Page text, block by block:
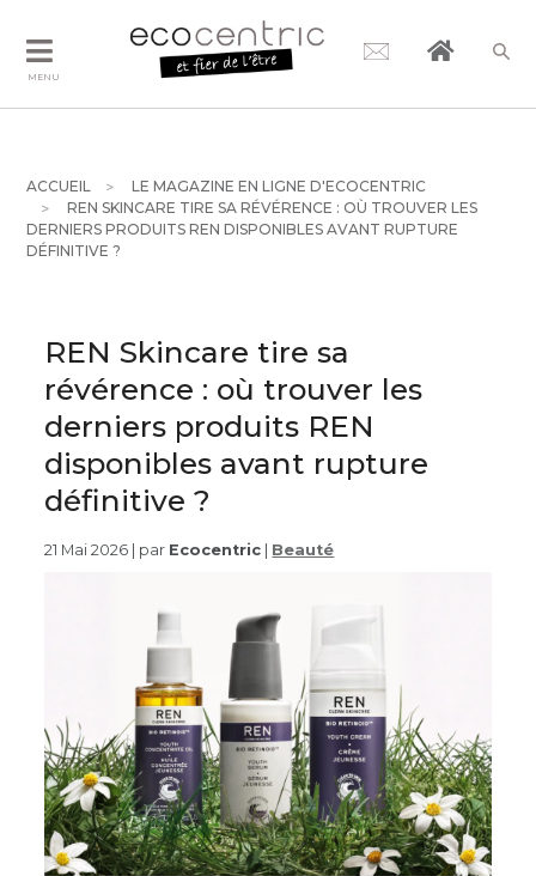
MENU
ACCUEIL
LE MAGAZINE EN LIGNE D'ECOCENTRIC
REN SKINCARE TIRE SA RÉVÉRENCE : OÙ TROUVER LES
DERNIERS PRODUITS REN DISPONIBLES AVANT RUPTURE
DÉFINITIVE ?
REN Skincare tire sa
révérence : où trouver les
derniers produits REN
disponibles avant rupture
définitive ?
21 Mai 2026 | par Ecocentric Beauté